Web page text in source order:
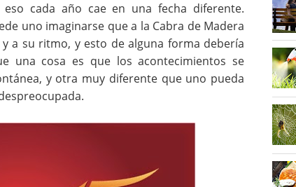
cada año cae en una fecha diferente.
uno imaginarse que a la Cabra de Madera
a su ritmo, y esto de alguna forma debería
una cosa es que los acontecimientos se
y otra muy diferente que uno pueda